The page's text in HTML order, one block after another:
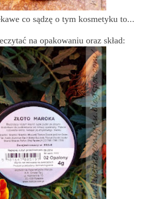
co sądzę o tym kosmetyku to...
na opakowaniu oraz skład: